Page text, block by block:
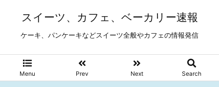
スイーツ、カフェ、ベーカリー速報
ケーキ、パンケーキなどスイーツ全般やカフェの情報発信
Menu Prev Next Search